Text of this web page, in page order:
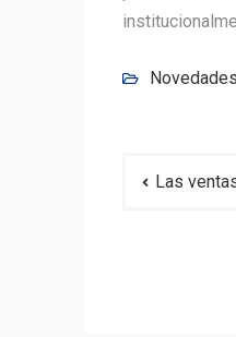
Novedades
Las